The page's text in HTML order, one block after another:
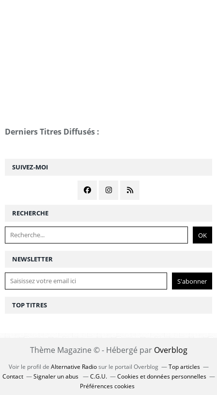
NEWSLETTER
SUIVEZ-MOI
RECHERCHE
Derniers Titres Diffusés :
TOP TITRES
Thème Magazine © - Hébergé par Overblog
Voir le profil de Alternative Radiosur le portail Overblog
Top articles
Contact
Signaler un abus C.G.U.
Cookies et données personnelles
Préférences cookies